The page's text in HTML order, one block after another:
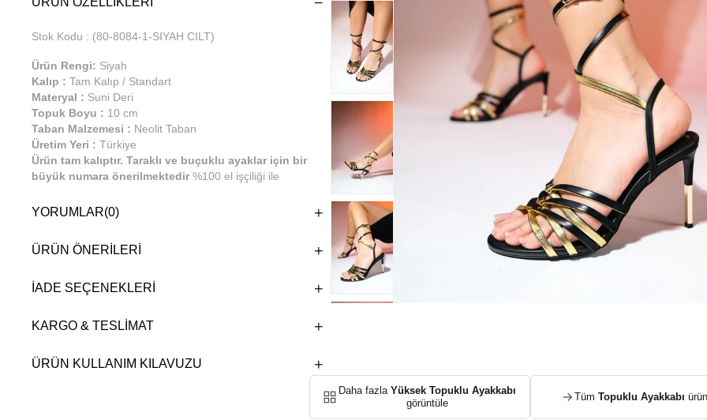
Stok Kodu (80-8084-1-SIYAH CILT)
Ürün Rengi: Siyah
Kalıp : Tam Kalıp / Standart
Materyal : Suni Deri
Topuk Boyu : 10 cm
Taban Malzemesi : Neolit Taban
Üretim Yeri : Türkiye
Ürün tam kalıptır. Taraklı ve buçuklu ayaklar için bir
büyük numara önerilmektedir %100 el işçiliği ile
YORUMLAR(0)
ÜRÜN ÖNERILERI
İADE SEÇENEKLERI
KARGO & TESLIMAT
ÜRÜN KULLANIM KILAVUZU
Daha fazla Yüksek Topuklu Ayakkabı
görüntüle
Tüm Topuklu Ayakkabı